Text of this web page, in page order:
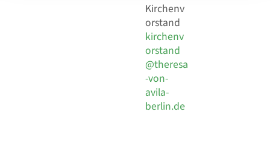
Kirchenv
orstand
kirchenv
orstand
@theresa
-von-
avila-
berlin.de